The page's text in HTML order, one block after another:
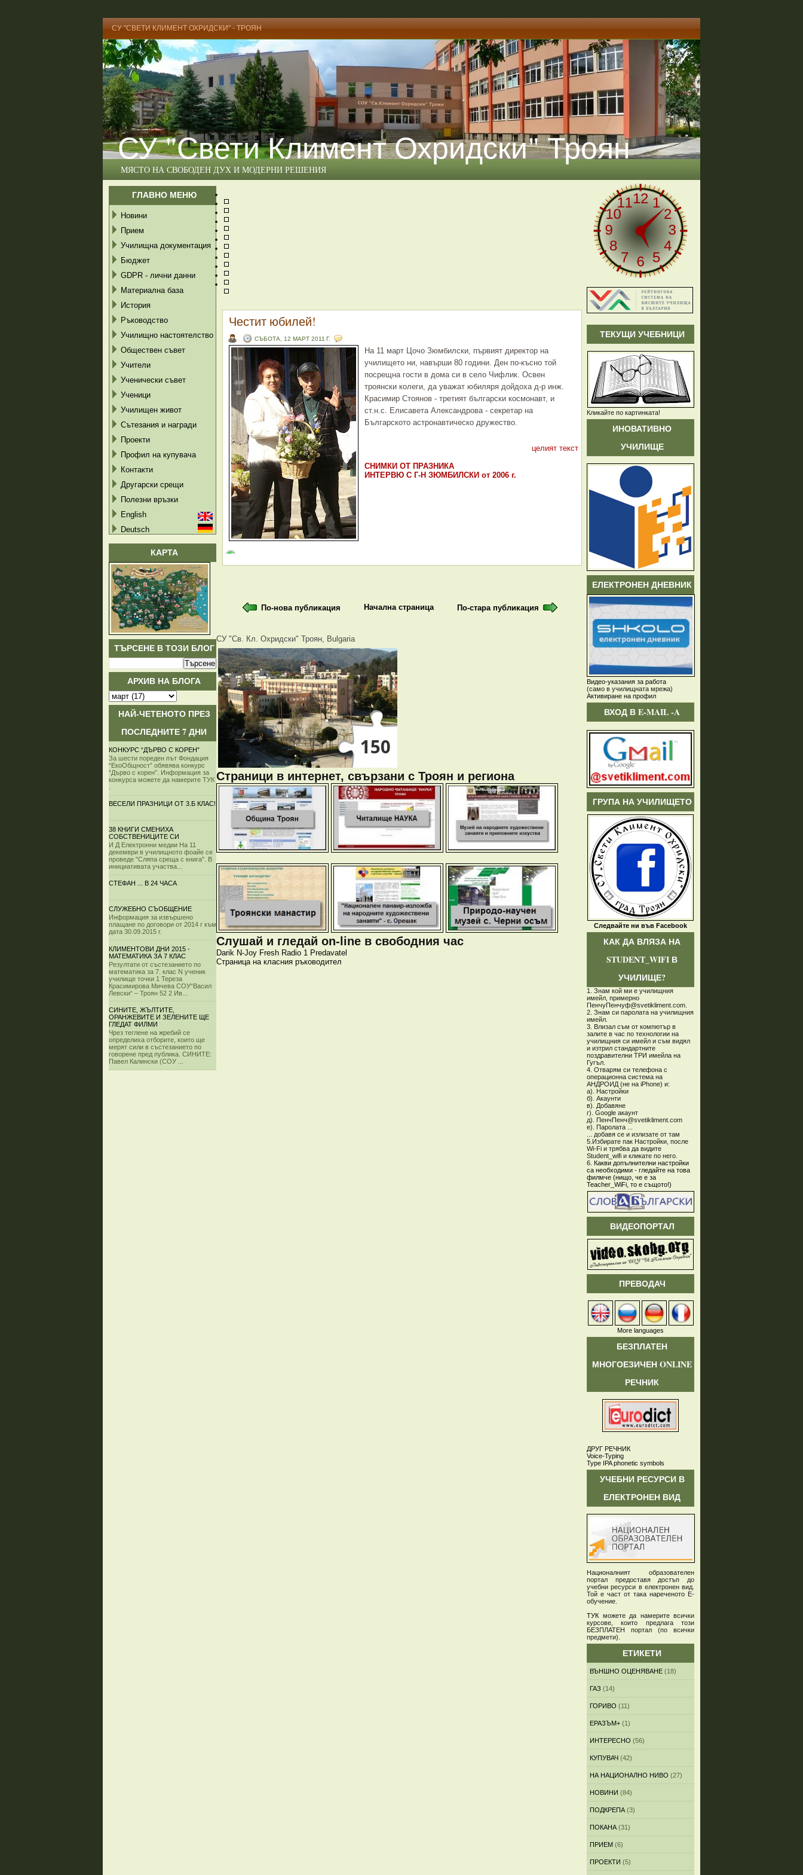
СУ "СВЕТИ КЛИМЕНТ ОХРИДСКИ" - ТРОЯН
СУ "Свети Климент Охридски" Троян
МЯСТО НА СВОБОДЕН ДУХ И МОДЕРНИ РЕШЕНИЯ
ГЛАВНО МЕНЮ
Новини
Прием
Училищна документация
Бюджет
GDPR - лични данни
Материална база
История
Ръководство
Училищно настоятелство
Обществен съвет
Учители
Ученически съвет
Ученици
Училищен живот
Сътезания и награди
Проекти
Профил на купувача
Контакти
Другарски срещи
Полезни връзки
English
Deutsch
КАРТА
ТЪРСЕНЕ В ТОЗИ БЛОГ
АРХИВ НА БЛОГА
НАЙ-ЧЕТЕНОТО ПРЕЗ
ПОСЛЕДНИТЕ 7 ДНИ
КОНКУРС “ДЪРВО С КОРЕН”
За шести пореден път Фондация
“ЕкоОбщност” обявява конкурс
“Дърво с корен”. Информация за
конкурса можете да намерите ТУК
ВЕСЕЛИ ПРАЗНИЦИ ОТ 3.Б КЛАС!
38 КНИГИ СМЕНИХА
СОБСТВЕНИЦИТЕ СИ
И Д Електронни медии На 11
декември в училищното фоайе се
проведе "Сляпа среща с книга". В
инициативата участва...
СТЕФАН ... В 24 ЧАСА
СЛУЖЕБНО СЪОБЩЕНИЕ
Информация за извършено
плащане по договори от 2014 г към
дата 30.09.2015 г.
КЛИМЕНТОВИ ДНИ 2015 -
МАТЕМАТИКА ЗА 7 КЛАС
Резултати от състезанието по
математика за 7. клас N ученик
училище точки 1 Тереза
Красимирова Мичева СОУ“Васил
Левски“ – Троян 52 2 Ив...
СИНИТЕ, ЖЪЛТИТЕ,
ОРАНЖЕВИТЕ И ЗЕЛЕНИТЕ ЩЕ
ГЛЕДАТ ФИЛМИ
Чрез теглене на жребий се
определиха отборите, които ще
мерят сили в състезанието по
говорене пред публика. СИНИТЕ:
Павел Калински (СОУ ...
Честит юбилей!
СЪБОТА, 12 МАРТ 2011 Г.
На 11 март Цочо Зюмбилски, първият директор на
училището ни, навърши 80 години. Ден по-късно той
посрещна гости в дома си в село Чифлик. Освен
троянски колеги, да уважат юбиляря дойдоха д-р инж.
Красимир Стоянов - третият български космонавт, и
ст.н.с. Елисавета Александрова - секретар на
Българското астронавтическо дружество.
целият текст
СНИМКИ ОТ ПРАЗНИКА
ИНТЕРВЮ С Г-Н ЗЮМБИЛСКИ от 2006 г.
По-нова публикация По-стара публикация
Начална страница
СУ "Св. Кл. Охридски" Троян, Bulgaria
Страници в интернет, свързани с Троян и региона
Слушай и гледай on-line в свободния час
Darik N-Joy Fresh Radio 1 Predavatel
Страница на класния ръководител
ТЕКУЩИ УЧЕБНИЦИ
Кликайте по картинката!
ИНОВАТИВНО
УЧИЛИЩЕ
ЕЛЕКТРОНЕН ДНЕВНИК
Видео-указания за работа
(само в училищната мрежа)
Активиране на профил
ВХОД В E-MAIL -A
ГРУПА НА УЧИЛИЩЕТО
Следвайте ни във Facebook
КАК ДА ВЛЯЗА НА
STUDENT_WIFI В
УЧИЛИЩЕ?
1. Знам кой ми е училищния
имейл, примерно
ПенчуПенчуф@svetikliment.com.
2. Знам си паролата на училищния
имейл.
3. Влизал съм от компютър в
залите в час по технологии на
училищния си имейл и съм видял
и изтрил стандартните
поздравителни ТРИ имейла на
Гугъл.
4. Отварям си телефона с
операционна система на
АНДРОИД (не на iPhone) и:
а). Настройки
б). Акаунти
в). Добавяне
г). Google акаунт
д). ПенчПенч@svetikliment.com
е). Паролата ...
... добавя се и излизате от там
5.Избирате пак Настройки, после
Wi-Fi и трябва да видите
Student_wifi и кликате по него.
6. Какви допълнителни настройки
са необходими - гледайте на това
филмче (нищо, че е за
Teacher_WiFi, то е същото!)
ВИДЕОПОРТАЛ
ПРЕВОДАЧ
More languages
БЕЗПЛАТЕН
МНОГОЕЗИЧЕН ONLINE
РЕЧНИК
ДРУГ РЕЧНИК
Voice-Typing
Type IPA phonetic symbols
УЧЕБНИ РЕСУРСИ В
ЕЛЕКТРОНЕН ВИД
Националният образователен
портал предоставя достъп до
учебни ресурси в електронен вид.
Той е част от така нареченото Е-
обучение.
ТУКможете да намерите всички
курсове, които предлага този
БЕЗПЛАТЕН портал (по всички
предмети).
ЕТИКЕТИ
ВЪНШНО ОЦЕНЯВАНЕ (18)
ГАЗ (14)
ГОРИВО (11)
ЕРАЗЪМ+ (1)
ИНТЕРЕСНО (56)
КУПУВАЧ (42)
НА НАЦИОНАЛНО НИВО (27)
НОВИНИ (84)
ПОДКРЕПА (3)
ПОКАНА (31)
ПРИЕМ (6)
ПРОЕКТИ (5)